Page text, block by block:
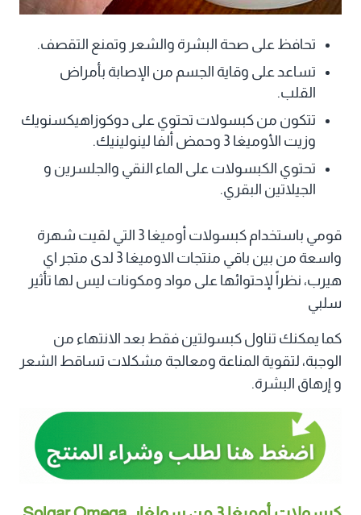
تحافظ على صحة البشرة والشعر وتمنع التقصف.
تساعد على وقاية الجسم من الإصابة بأمراض
القلب.
تتكون من كبسولات تحتوي على دوكوزاهيكسنويك
وزيت الأوميغا 3 وحمض ألفا لينولينيك.
تحتوي الكبسولات على الماء النقي والجلسرين و
الجيلاتين البقري.
قومي باستخدام كبسولات أوميغا 3 التي لقيت شهرة
واسعة من بين باقي منتجات الاوميغا 3 لدى متجر اي
هيرب، نظراً لإحتوائها على مواد ومكونات ليس لها تأثير
سلبي
كما يمكنك تناول كبسولتين فقط بعد الانتهاء من
الوجبة، لتقوية المناعة ومعالجة مشكلات تساقط الشعر
و إرهاق البشرة.